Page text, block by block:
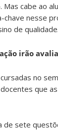
Mas cabe ao
chave nesse
de qualidade.
irão
no
que
de sete